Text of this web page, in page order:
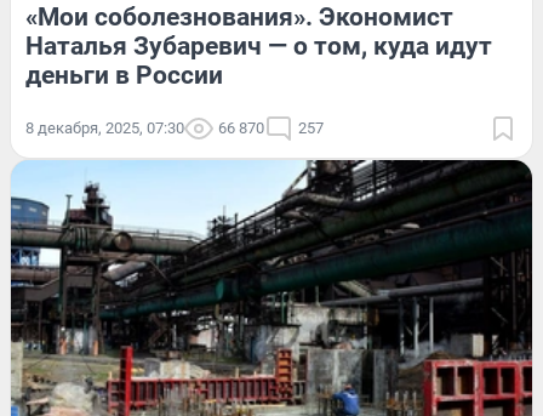
«Мои соболезнования». Экономист
Наталья Зубаревич — о том, куда идут
деньги в России
8 декабря, 2025, 07:30 66 870 257